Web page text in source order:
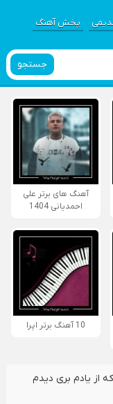
پخش آهنگ
جستجو
آهنگ های برتر علی
احمدیانی 1404
10 آهنگ برتر اپرا
از یادم بری دیدم